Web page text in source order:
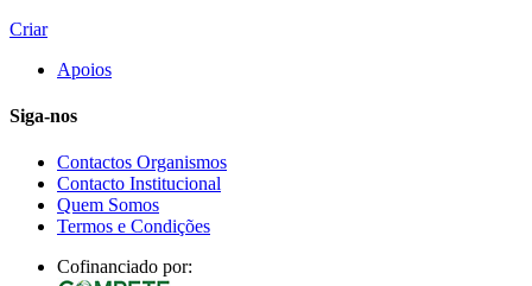
Criar
Apoios
Siga-nos
Contactos Organismos
Contacto Institucional
Quem Somos
Termos e Condições
Cofinanciado por: